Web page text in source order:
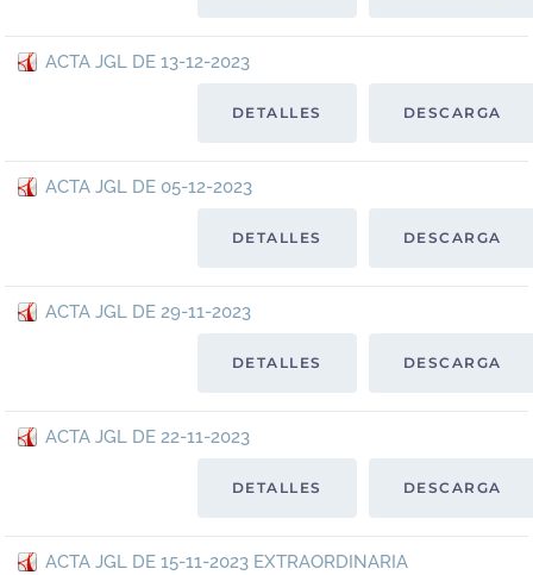
ACTA JGL DE 13-12-2023
DESCARGA
DETALLES
ACTA JGL DE 05-12-2023
DESCARGA
DETALLES
ACTA JGL DE 29-11-2023
DESCARGA
DETALLES
ACTA JGL DE 22-11-2023
DESCARGA
DETALLES
ACTA JGL DE 15-11-2023 EXTRAORDINARIA